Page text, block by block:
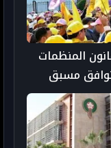
المنظمات
مسبق